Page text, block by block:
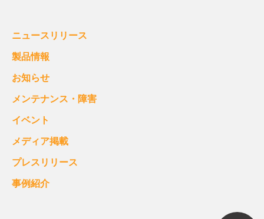
ニュースリリース
製品情報
お知らせ
メンテナンス・障害
イベント
メディア掲載
プレスリリース
事例紹介